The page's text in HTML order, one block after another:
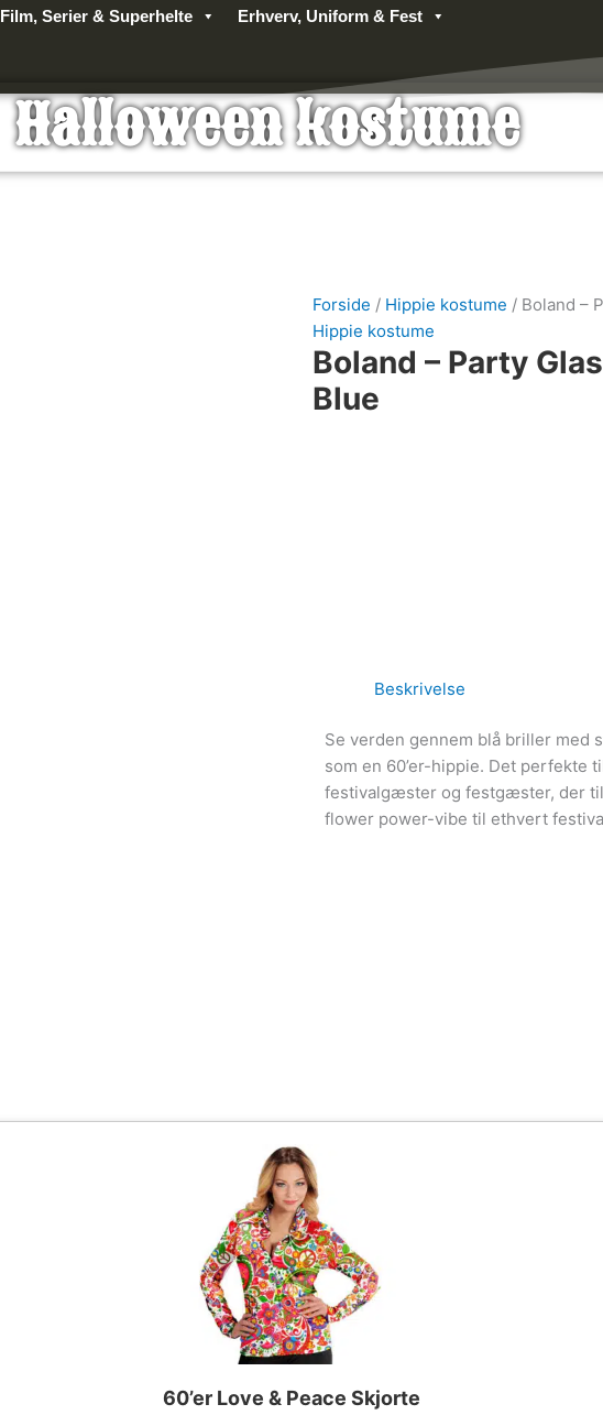
Film, Serier & Superhelte Erhverv, Uniform & Fest
Halloween kostume
Forside / Hippie kostume / Boland –
Hippie kostume
Boland – Party
Blue
Beskrivelse
Se verden gennem blå briller med
som en 60’er-hippie. Det perfekte
festivalgæster og festgæster, der
flower power-vibe til ethvert
60’er Love & Peace Skjorte